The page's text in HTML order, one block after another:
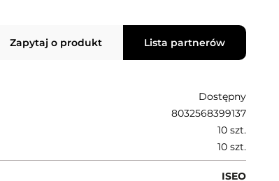
Zapytaj o produkt Lista partnerów
Dostępny
8032568399137
10 szt.
10 szt.
ISEO